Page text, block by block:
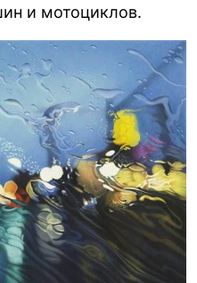
и мотоциклов.